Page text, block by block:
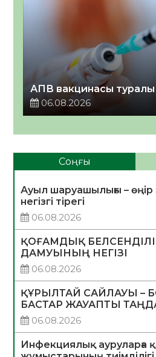
АПВ вакцинасы туралы
06.08.2026
Соңғы
Ауыл шаруашылығы –
негізгі тірегі
06.08.2026
ҚОҒАМДЫҚ
ДАМУЫНЫҢ НЕГІЗІ
06.08.2026
ҚҰРЫЛТАЙ САЙЛАУЫ –
БАСТАР ЖАУАПТЫ
06.08.2026
Инфекциялық ауруларға